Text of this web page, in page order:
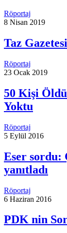
Röportaj
8 Nisan 2019
Taz
Röportaj
23 Ocak 2019
50 Kişi
Yoktu
Röportaj
5 Eylül 2016
Eser sordu:
yanıtladı
Röportaj
6 Haziran 2016
PDK nin